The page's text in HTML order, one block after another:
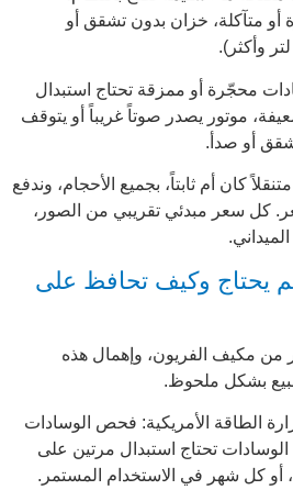
متآكلة، خزان بدون تشقق أو
محجّرة أو ممزقة تحتاج استبدال
موتور يصدر صوتاً غريباً أو يتوقف
أو صدأ.
متنقلاً كان أم ثابتاً، بجميع الأحجام، وندفع
كل سعر مبدئي تقريبي من الصور،
يحتاج وكيف تحافظ على
من مكيف الفريون، وإهمال هذه
بشكل ملحوظ.
الطاقة الأمريكية: فحص الوسادات
الوسادات تحتاج استبدال مرتين على
أو كل شهر في الاستخدام المستمر.